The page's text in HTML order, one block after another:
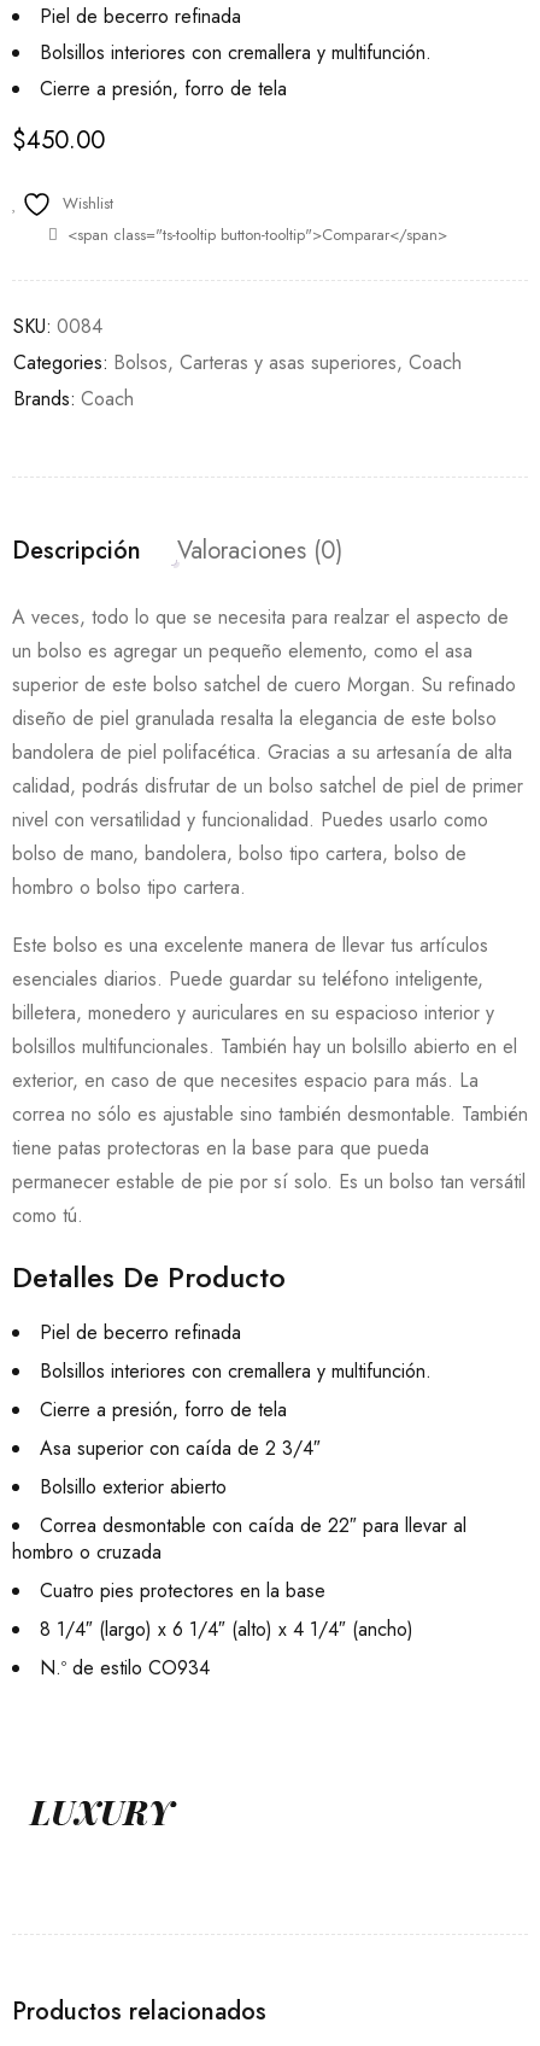
Piel de becerro refinada
Bolsillos interiores con cremallera y multifunción.
Cierre a presión, forro de tela
$450.00
Wishlist
<span class="ts-tooltip button-tooltip">Comparar</span>
SKU: 0084
Categories: Bolsos, Carteras y asas superiores, Coach
Brands: Coach
Descripción Valoraciones (0)
A veces, todo lo que se necesita para realzar el aspecto de
un bolso es agregar un pequeño elemento, como el asa
superior de este bolso satchel de cuero Morgan. Su refinado
diseño de piel granulada resalta la elegancia de este bolso
bandolera de piel polifacética. Gracias a su artesanía de alta
calidad, podrás disfrutar de un bolso satchel de piel de primer
nivel con versatilidad y funcionalidad. Puedes usarlo como
bolso de mano, bandolera, bolso tipo cartera, bolso de
hombro o bolso tipo cartera.
Este bolso es una excelente manera de llevar tus artículos
esenciales diarios. Puede guardar su teléfono inteligente,
billetera, monedero y auriculares en su espacioso interior y
bolsillos multifuncionales. También hay un bolsillo abierto en el
exterior, en caso de que necesites espacio para más. La
correa no sólo es ajustable sino también desmontable. También
tiene patas protectoras en la base para que pueda
permanecer estable de pie por sí solo. Es un bolso tan versátil
como tú.
Detalles De Producto
Piel de becerro refinada
Bolsillos interiores con cremallera y multifunción.
Cierre a presión, forro de tela
Asa superior con caída de 2 3/4″
Bolsillo exterior abierto
Correa desmontable con caída de 22″ para llevar al
hombro o cruzada
Cuatro pies protectores en la base
8 1/4″ (largo) x 6 1/4″ (alto) x 4 1/4″ (ancho)
N.º de estilo CO934
Productos relacionados